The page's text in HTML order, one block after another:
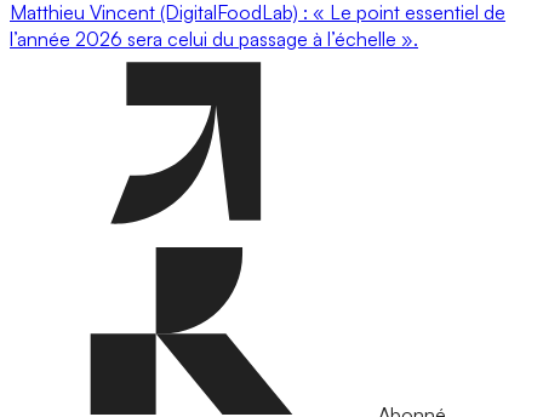
Matthieu Vincent (DigitalFoodLab) : « Le point essentiel de
l’année 2026 sera celui du passage à l’échelle ».